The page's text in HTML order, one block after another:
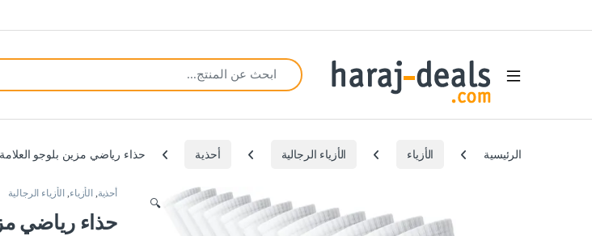
Open
Search for:
الرئيسية الأزياء الأزياء الرجالية أحذية حذاء رياضي مزين بلوجو
🔍
أحذية, الأزياء, الأزياء الرجالية
حذاء رياضي